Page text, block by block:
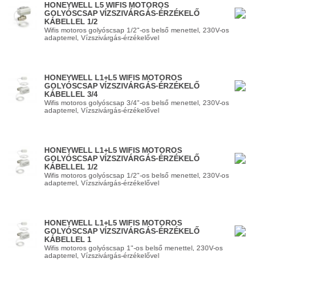
HONEYWELL L5 WIFIS MOTOROS
GOLYÓSCSAP VÍZSZIVÁRGÁS-ÉRZÉKELŐ
KÁBELLEL 1/2
Wifis motoros golyóscsap 1/2"-os belső menettel, 230V-os
adapterrel, Vízszivárgás-érzékelővel
HONEYWELL L1+L5 WIFIS MOTOROS
GOLYÓSCSAP VÍZSZIVÁRGÁS-ÉRZÉKELŐ
KÁBELLEL 3/4
Wifis motoros golyóscsap 3/4"-os belső menettel, 230V-os
adapterrel, Vízszivárgás-érzékelővel
HONEYWELL L1+L5 WIFIS MOTOROS
GOLYÓSCSAP VÍZSZIVÁRGÁS-ÉRZÉKELŐ
KÁBELLEL 1/2
Wifis motoros golyóscsap 1/2"-os belső menettel, 230V-os
adapterrel, Vízszivárgás-érzékelővel
HONEYWELL L1+L5 WIFIS MOTOROS
GOLYÓSCSAP VÍZSZIVÁRGÁS-ÉRZÉKELŐ
KÁBELLEL 1
Wifis motoros golyóscsap 1"-os belső menettel, 230V-os
adapterrel, Vízszivárgás-érzékelővel